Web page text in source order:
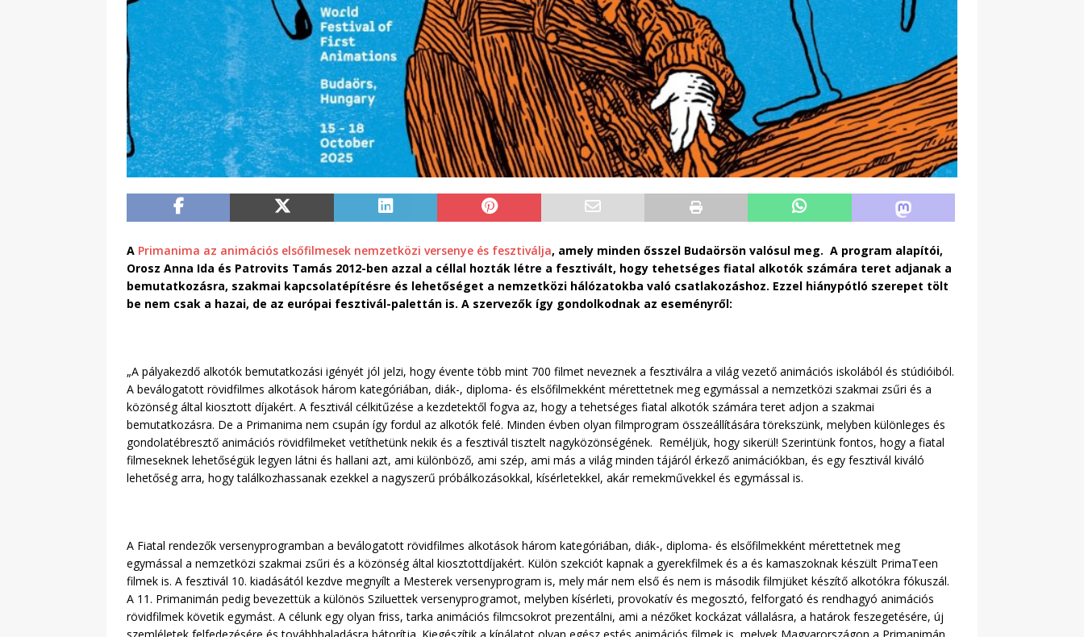
A Primanima az animációs elsőfilmesek nemzetközi versenye és fesztiválja, amely minden ősszel Budaörsön valósul meg. A program alapítói,
Orosz Anna Ida és Patrovits Tamás 2012-ben azzal a céllal hozták létre a fesztivált, hogy tehetséges fiatal alkotók számára teret adjanak a
bemutatkozásra, szakmai kapcsolatépítésre és lehetőséget a nemzetközi hálózatokba való csatlakozáshoz. Ezzel hiánypótló szerepet tölt
be nem csak a hazai, de az európai fesztivál-palettán is. A szervezők így gondolkodnak az eseményről:
„A pályakezdő alkotók bemutatkozási igényét jól jelzi, hogy évente több mint 700 filmet neveznek a fesztiválra a világ vezető animációs iskolából és stúdióiból.
A beválogatott rövidfilmes alkotások három kategóriában, diák-, diploma- és elsőfilmekként mérettetnek meg egymással a nemzetközi szakmai zsűri és a
közönség által kiosztott díjakért. A fesztivál célkitűzése a kezdetektől fogva az, hogy a tehetséges fiatal alkotók számára teret adjon a szakmai
bemutatkozásra. De a Primanima nem csupán így fordul az alkotók felé. Minden évben olyan filmprogram összeállítására törekszünk, melyben különleges és
gondolatébresztő animációs rövidfilmeket vetíthetünk nekik és a fesztivál tisztelt nagyközönségének. Reméljük, hogy sikerül! Szerintünk fontos, hogy a fiatal
filmeseknek lehetőségük legyen látni és hallani azt, ami különböző, ami szép, ami más a világ minden tájáról érkező animációkban, és egy fesztivál kiváló
lehetőség arra, hogy találkozhassanak ezekkel a nagyszerű próbálkozásokkal, kísérletekkel, akár remekművekkel és egymással is.
A Fiatal rendezők versenyprogramban a beválogatott rövidfilmes alkotások három kategóriában, diák-, diploma- és elsőfilmekként mérettetnek meg
egymással a nemzetközi szakmai zsűri és a közönség által kiosztottdíjakért. Külön szekciót kapnak a gyerekfilmek és a és kamaszoknak készült PrimaTeen
filmek is. A fesztivál 10. kiadásától kezdve megnyílt a Mesterek versenyprogram is, mely már nem első és nem is második filmjüket készítő alkotókra fókuszál.
A 11. Primanimán pedig bevezettük a különös Sziluettek versenyprogramot, melyben kísérleti, provokatív és megosztó, felforgató és rendhagyó animációs
rövidfilmek követik egymást. A célunk egy olyan friss, tarka animációs filmcsokrot prezentálni, ami a nézőket kockázat vállalásra, a határok feszegetésére, új